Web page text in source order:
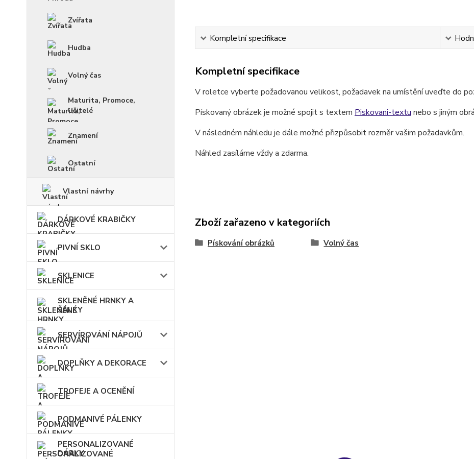
Zvířata
Hudba
Volný čas
Maturita, Promoce,
Učitelé
Znamení
Ostatní
Vlastní návrhy
DÁRKOVÉ KRABIČKY
PIVNÍ SKLO
SKLENICE
SKLENĚNÉ HRNKY A
ŠÁLKY
SERVÍROVÁNÍ NÁPOJŮ
DOPLŇKY A DEKORACE
TROFEJE A OCENĚNÍ
PODMANIVÉ PÁLENKY
PERSONALIZOVANÉ
DÁRKY
Kompletní specifikace
Kompletní specifikace
V roletce vyberte požadovanou velikost, požadavek na umístění uveďte do
Pískovaný obrázek je možné spojit s textem Piskovani-textu nebo s jiným
V následném náhledu je dále možné přizpůsobit rozměr vašim požadavkům.
Náhled zasíláme vždy a zdarma.
Zboží zařazeno v kategoriích
Pískování obrázků Volný čas